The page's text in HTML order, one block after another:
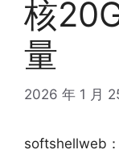
核
量
2026 年 1 月
softshellweb